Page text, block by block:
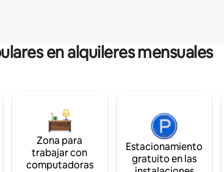
en alquileres mensuales
Zona para
trabajar con
computadoras
Estacionamiento
gratuito en las